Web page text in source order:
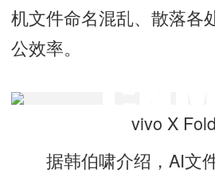
机文件命名混乱、散落各
公效率。
vivo X
据韩伯啸介绍，AI文